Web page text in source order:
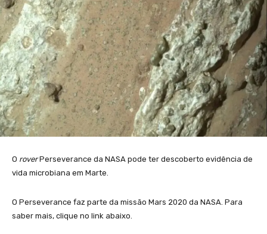
O roverPerseverance da NASA pode ter descoberto evidência de
vida microbiana em Marte.
O Perseverance faz parte da missão Mars 2020 da NASA. Para
saber mais, clique no link abaixo.